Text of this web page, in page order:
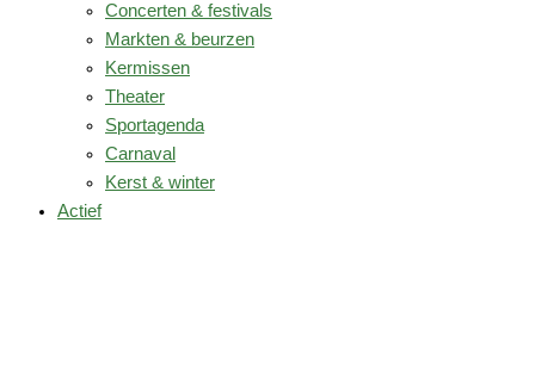
Concerten & festivals
Markten & beurzen
Kermissen
Theater
Sportagenda
Carnaval
Kerst & winter
Actief